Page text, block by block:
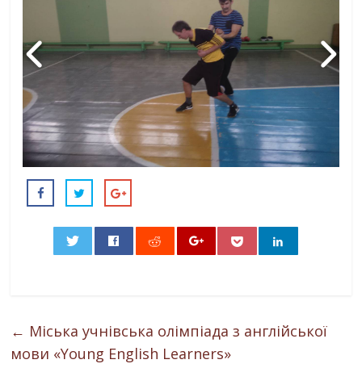
← Міська учнівська олімпіада з англійської
мови «Young English Learners»